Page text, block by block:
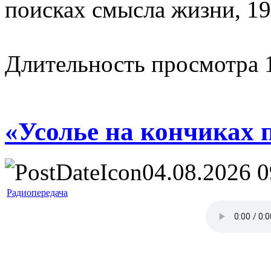
поисках смысла жизни,
Длительность
«Усолье на кончиках
04.08.2026
Радиопередача